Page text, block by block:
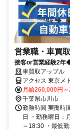
営業職・車買
接客or営業経験2年
万円◆100%反響型
車買取アップル
アクセス 東京メ
メトロ東西線/Ｊ
中央本線 南行徳
月給260,000円
千葉県市川市
勤務時間 実働時
日 ・勤務曜日：
～18:30 ・最低